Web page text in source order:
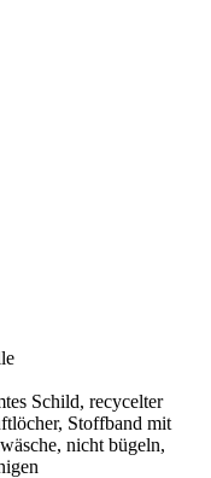
Schild, recycelter
Stoffband mit
nicht bügeln,